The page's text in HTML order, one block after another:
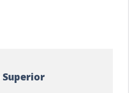
Superior